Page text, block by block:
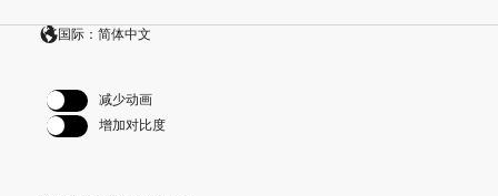
国际：简体中文
减少动画
增加对比度